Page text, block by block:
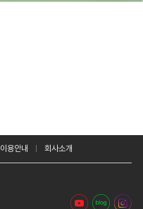
이용안내 회사소개